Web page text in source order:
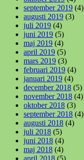
september 2019 (4)
augusti 2019 (3)
juli 2019 (4)
juni 2019 (5)
maj 2019 (4)
april 2019 (5)
mars 2019 (3)
februari 2019 (4)
januari 2019 (4)
december 2018 (5)
november 2018 (4)
oktober 2018 (3)
september 2018 (4)
augusti 2018 (4)
juli 2018 (5)
juni 2018 (4)
maj 2018 (4)